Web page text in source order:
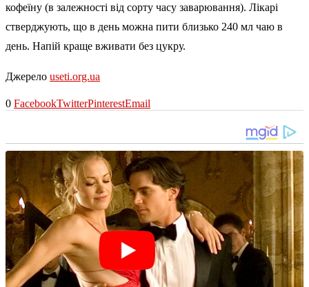
кофеїну (в залежності від сорту часу заварювання). Лікарі
стверджують, що в день можна пити близько 240 мл чаю в
день. Напій краще вживати без цукру.
Джерело useti.org.ua
0 FacebookTwitterPinterestEmail